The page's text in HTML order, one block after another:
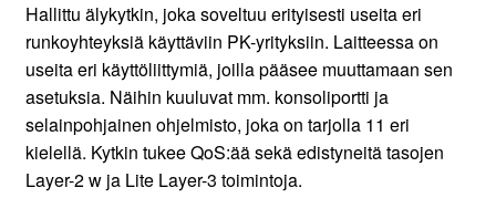
Hallittu älykytkin, joka soveltuu erityisesti useita eri
runkoyhteyksiä käyttäviin PK-yrityksiin. Laitteessa on
useita eri käyttöliittymiä, joilla pääsee muuttamaan sen
asetuksia. Näihin kuuluvat mm. konsoliportti ja
selainpohjainen ohjelmisto, joka on tarjolla 11 eri
kielellä. Kytkin tukee QoS:ää sekä edistyneitä tasojen
Layer-2 w ja Lite Layer-3 toimintoja.